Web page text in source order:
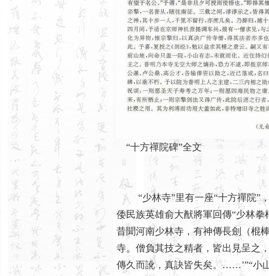
“十方禪院碑”全文
“少林寺”里有一座“十方禪院”，
倭民族英雄俞大猷將軍回傳“少林拳
昔聞河南少林寺，有神傳長劍（棍
寺。僧負其技之精者，皆出見呈之
傳久而訛，真訣皆失矣。……’”“小